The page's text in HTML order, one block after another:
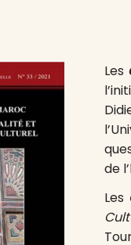
Les
de
Les